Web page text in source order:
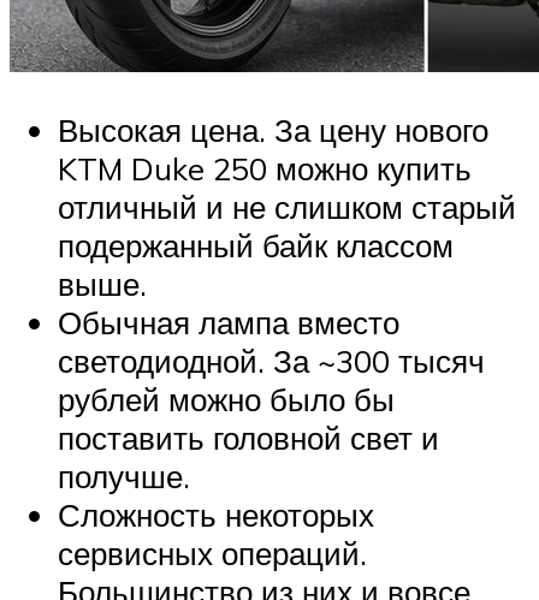
Высокая цена. За цену нового
KTM Duke 250 можно купить
отличный и не слишком старый
подержанный байк классом
выше.
Обычная лампа вместо
светодиодной. За ~300 тысяч
рублей можно было бы
поставить головной свет и
получше.
Сложность некоторых
сервисных операций.
Большинство из них и вовсе